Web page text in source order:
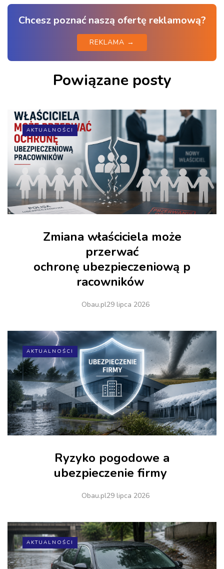
Chcesz poznać naszą ofertę reklamową?
REKLAMA →
Powiązane posty
AKTUALNOŚCI
Zmiana właściciela może
przerwać
ochronę ubezpieczeniową p
racowników
Obau.pl29 lipca 2026
AKTUALNOŚCI
Ryzyko pogodowe a
ubezpieczenie firmy
Obau.pl29 lipca 2026
AKTUALNOŚCI